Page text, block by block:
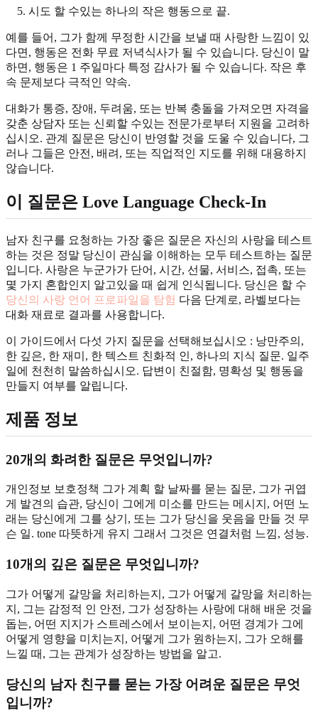
시도 할 수있는 하나의 작은 행동으로 끝.
예를 들어, 그가 함께 무정한 시간을 보낼 때 사랑한 느낌이 있
다면, 행동은 전화 무료 저녁식사가 될 수 있습니다. 당신이 말
하면, 행동은 1 주일마다 특정 감사가 될 수 있습니다. 작은 후
속 문제보다 극적인 약속.
대화가 통증, 장애, 두려움, 또는 반복 충돌을 가져오면 자격을
갖춘 상담자 또는 신뢰할 수있는 전문가로부터 지원을 고려하
십시오. 관계 질문은 당신이 반영할 것을 도울 수 있습니다, 그
러나 그들은 안전, 배려, 또는 직업적인 지도를 위해 대용하지
않습니다.
이 질문은 Love Language Check-In
남자 친구를 요청하는 가장 좋은 질문은 자신의 사랑을 테스트
하는 것은 정말 당신이 관심을 이해하는 모두 테스트하는 질문
입니다. 사랑은 누군가가 단어, 시간, 선물, 서비스, 접촉, 또는
몇 가지 혼합인지 알고있을 때 쉽게 인식됩니다. 당신은 할 수
당신의 사랑 언어 프로파일을 탐험 다음 단계로, 라벨보다는
대화 재료로 결과를 사용합니다.
이 가이드에서 다섯 가지 질문을 선택해보십시오 : 낭만주의,
한 깊은, 한 재미, 한 텍스트 친화적 인, 하나의 지식 질문. 일주
일에 천천히 말씀하십시오. 답변이 친절함, 명확성 및 행동을
만들지 여부를 알립니다.
제품 정보
20개의 화려한 질문은 무엇입니까?
개인정보 보호정책 그가 계획 할 날짜를 묻는 질문, 그가 귀엽
게 발견의 습관, 당신이 그에게 미소를 만드는 메시지, 어떤 노
래는 당신에게 그를 상기, 또는 그가 당신을 웃음을 만들 것 무
슨 일. tone 따뜻하게 유지 그래서 그것은 연결처럼 느낌, 성능.
10개의 깊은 질문은 무엇입니까?
그가 어떻게 갈망을 처리하는지, 그가 어떻게 갈망을 처리하는
지, 그는 감정적 인 안전, 그가 성장하는 사랑에 대해 배운 것을
돕는, 어떤 지지가 스트레스에서 보이는지, 어떤 경계가 그에
어떻게 영향을 미치는지, 어떻게 그가 원하는지, 그가 오해를
느낄 때, 그는 관계가 성장하는 방법을 알고.
당신의 남자 친구를 묻는 가장 어려운 질문은 무엇
입니까?